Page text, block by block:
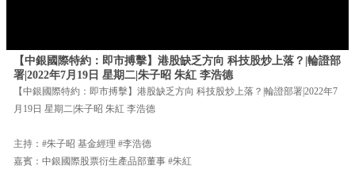
【中銀國際特約：即市搏擊】港股缺乏方向 科技股炒上落？|輪證部
署|2022年7月19日 星期二|朱子昭 朱紅 李浩德
【中銀國際特約：即市搏擊】港股缺乏方向 科技股炒上落？|輪證部署|2022年7
月19日 星期二|朱子昭 朱紅 李浩德
主持：#朱子昭 基金經理 #李浩德
嘉賓：中銀國際股票衍生產品部董事 #朱紅